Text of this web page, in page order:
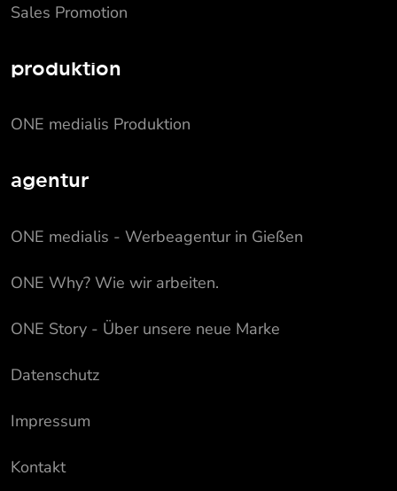
Sales Promotion
produktion
ONE medialis Produktion
agentur
ONE medialis - Werbeagentur in Gießen
ONE Why? Wie wir arbeiten.
ONE Story - Über unsere neue Marke
Datenschutz
Impressum
Kontakt